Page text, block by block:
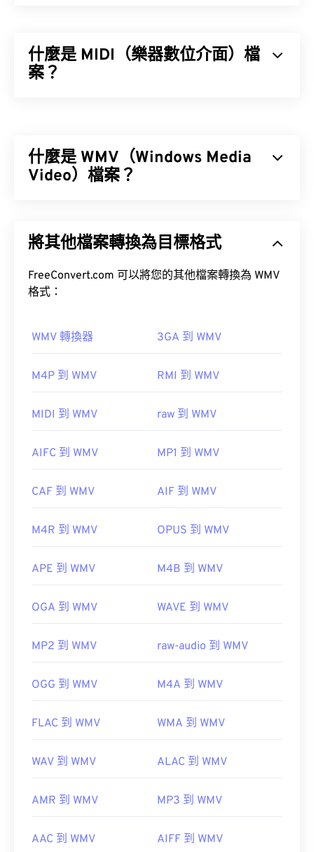
什麼是 MIDI（樂器數位介面）檔
案？
目的是在應用程式、軟體和硬體之間共享音樂資訊
（例如音符、時值、音高和音量）。
如何開啟 MIDI 檔案？
Audacity。 Awave 可以讀取 260 種不同的音訊格
式。
其他可以開啟 MIDI 檔案的程式包括Winamp
Musicnotes Player Player
及Sibelius。
首次發布：1983
https://en.wikipedia.org/wiki/MIDI
https://www.midi.org/specifications
什麼是 WMV（Windows Media
Video）檔案？
產生易於管理且能保持視訊品質的檔案。 WMV 檔案
格式中。
如何開啟 WMV 檔案？
ASF）檔案。
WMV 也很容易轉換為其他影片檔案格式。但是，請
HandBrake
初始發佈時間：
相關連結：
https://en.wikipedia.org/wiki/
將其他檔案轉換為目標格式
FreeConvert.com 可以將您的其他檔案轉換為 WMV
格式：
WMV 轉換器 3GA 到 WMV
M4P 到 WMV RMI 到 WMV
MIDI 到 WMV raw 到 WMV
AIFC 到 WMV MP1 到 WMV
CAF 到 WMV AIF 到 WMV
M4R 到 WMV OPUS 到 WMV
APE 到 WMV M4B 到 WMV
OGA 到 WMV WAVE 到 WMV
MP2 到 WMV raw-audio 到 WMV
OGG 到 WMV M4A 到 WMV
FLAC 到 WMV WMA 到 WMV
WAV 到 WMV ALAC 到 WMV
AMR 到 WMV MP3 到 WMV
AAC 到 WMV AIFF 到 WMV